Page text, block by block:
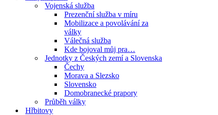
Vojenská služba
Prezenční služba v míru
Mobilizace a povolávání za
války
Válečná služba
Kde bojoval můj pra…
Jednotky z Českých zemí a Slovenska
Čechy
Morava a Slezsko
Slovensko
Domobranecké prapory
Průběh války
Hřbitovy